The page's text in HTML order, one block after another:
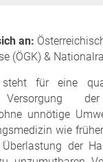
an:
(ÖGK) &
für eine
der
unnötige
wie
der